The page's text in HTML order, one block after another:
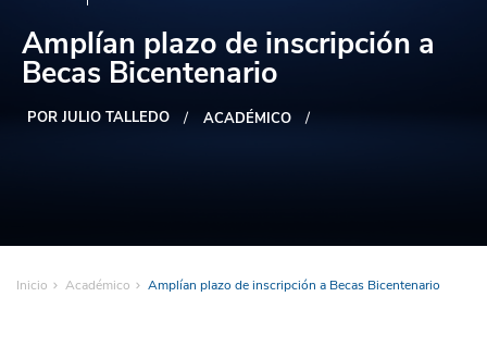
Amplían plazo de inscripción a
Becas Bicentenario
POR JULIO TALLEDO ACADÉMICO
Inicio Académico Amplían plazo de inscripción a Becas Bicentenario